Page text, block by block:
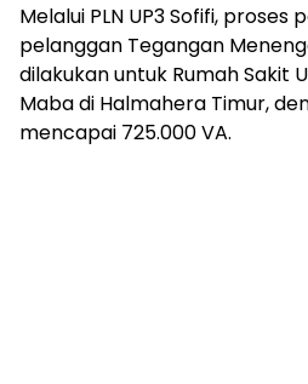
Melalui PLN UP3 Sofifi, proses
pelanggan Tegangan
dilakukan untuk Rumah Sakit
Maba di Halmahera Timur,
mencapai 725.000 VA.